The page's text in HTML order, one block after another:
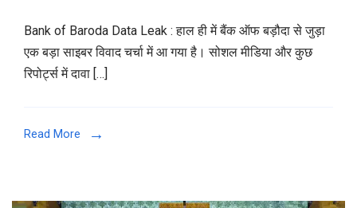
Bank of Baroda Data Leak : हाल ही में बैंक ऑफ बड़ौदा से जुड़ा
एक बड़ा साइबर विवाद चर्चा में आ गया है। सोशल मीडिया और कुछ
रिपोर्ट्स में दावा […]
Read More